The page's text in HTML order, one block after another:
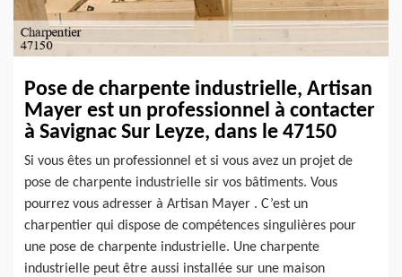
Pose de charpente industrielle, Artisan
Mayer est un professionnel à contacter
à Savignac Sur Leyze, dans le 47150
Si vous êtes un professionnel et si vous avez un projet de
pose de charpente industrielle sir vos bâtiments. Vous
pourrez vous adresser à Artisan Mayer . C’est un
charpentier qui dispose de compétences singulières pour
une pose de charpente industrielle. Une charpente
industrielle peut être aussi installée sur une maison